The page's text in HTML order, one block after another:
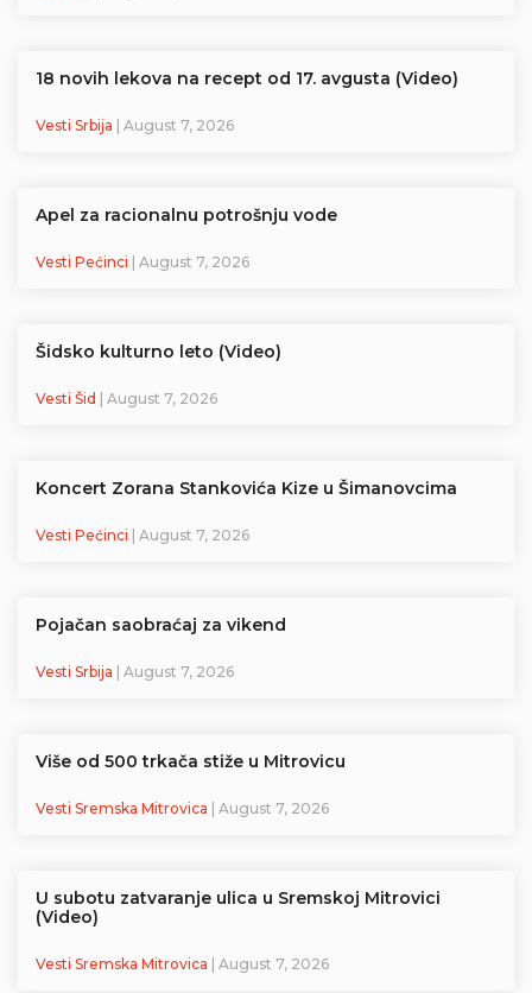
18 novih lekova na recept od 17. avgusta (Video)
Vesti Srbija | August 7, 2026
Apel za racionalnu potrošnju vode
Vesti Pećinci | August 7, 2026
Šidsko kulturno leto (Video)
Vesti Šid | August 7, 2026
Koncert Zorana Stankovića Kize u Šimanovcima
Vesti Pećinci | August 7, 2026
Pojačan saobraćaj za vikend
Vesti Srbija | August 7, 2026
Više od 500 trkača stiže u Mitrovicu
Vesti Sremska Mitrovica | August 7, 2026
U subotu zatvaranje ulica u Sremskoj Mitrovici
(Video)
Vesti Sremska Mitrovica | August 7, 2026